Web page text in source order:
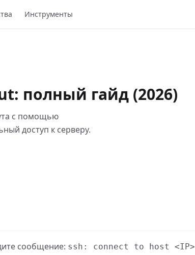
Инструменты
полный гайд (2026)
с помощью
доступ к серверу.
сообщение: ssh: connect to host <IP>